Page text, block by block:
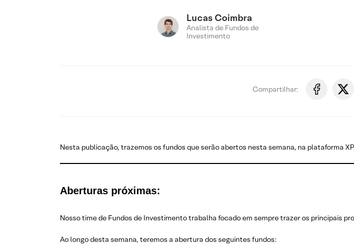
Lucas Coimbra
Analista de Fundos de
Investimento
Compartilhar:
Nesta publicação, trazemos os fundos que serão abertos nesta semana, na plataforma
Aberturas próximas:
Nosso time de Fundos de Investimento trabalha focado em sempre trazer os principais
Ao longo desta semana, teremos a abertura dos seguintes fundos: